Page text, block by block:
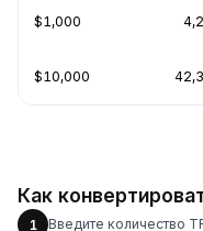
$1,000
$10,000
Как
1 Введите количество